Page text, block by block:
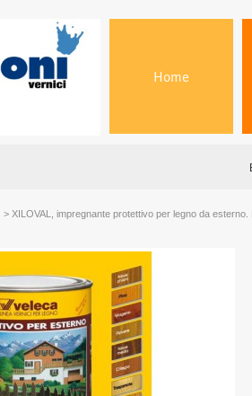
Home
> XILOVAL, impregnante protettivo per legno da